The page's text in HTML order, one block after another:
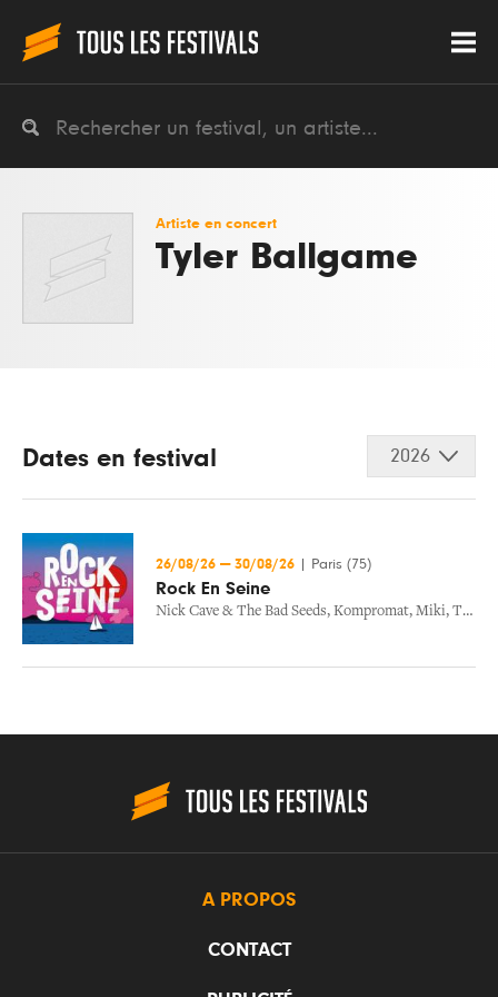
Artiste en concert
Tyler Ballgame
Dates en festival 2026
26/08/26 — 30/08/26 Paris (75)
Rock En Seine
Nick Cave & The Bad Seeds, Kompromat, Miki, The Cure
A PROPOS
CONTACT